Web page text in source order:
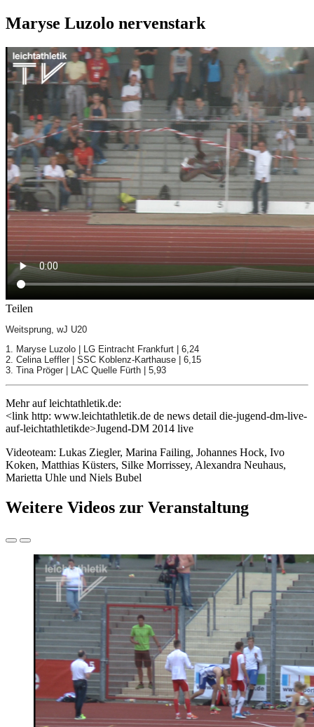
Maryse Luzolo nervenstark
Teilen
Weitsprung, wJ U20
1. Maryse Luzolo | LG Eintracht Frankfurt | 6,24
2. Celina Leffler | SSC Koblenz-Karthause | 6,15
3. Tina Pröger | LAC Quelle Fürth | 5,93
Mehr auf leichtathletik.de:
<link http: www.leichtathletik.de de news detail die-jugend-dm-live-
auf-leichtathletikde>Jugend-DM 2014 live
Videoteam: Lukas Ziegler, Marina Failing, Johannes Hock, Ivo
Koken, Matthias Küsters, Silke Morrissey, Alexandra Neuhaus,
Marietta Uhle und Niels Bubel
Weitere Videos zur Veranstaltung